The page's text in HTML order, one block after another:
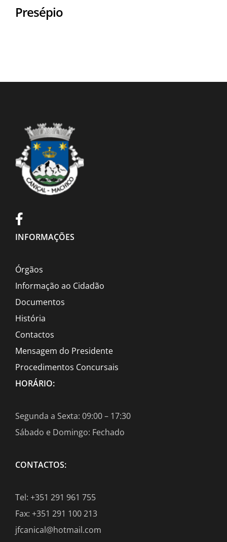
Presépio
INFORMAÇÕES
Órgãos
Informação ao Cidadão
Documentos
História
Contactos
Mensagem do Presidente
Procedimentos Concursais
HORÁRIO:
Segunda a Sexta: 09:00 – 17:30
Sábado e Domingo: Fechado
CONTACTOS:
Tel: +351 291 961 755
Fax: +351 291 100 213
jfcanical@hotmail.com